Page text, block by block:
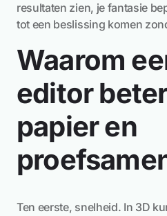
resultaten zien, je fantasie
tot een beslissing komen
Waarom
editor
papier en
Ten eerste, snelheid. In 3D